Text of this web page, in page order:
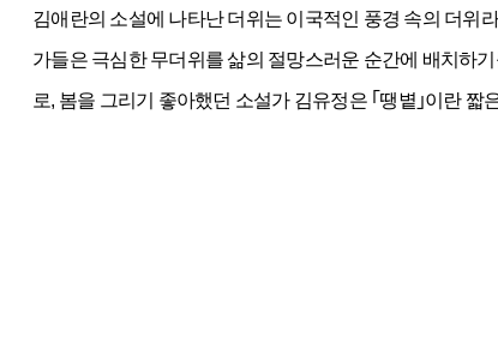
김애란의 소설에 나타난 더위는 이국적인 풍경 속의 더위
가들은 극심한 무더위를 삶의 절망스러운 순간에 배치하
로, 봄을 그리기 좋아했던 소설가 김유정은 ｢땡볕｣이란